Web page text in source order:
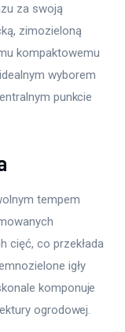
za swoją
zimozieloną
kompaktowemu
wyborem
punkcie
tempem
cięć, co przekłada
igły
komponuje
ogrodowej.